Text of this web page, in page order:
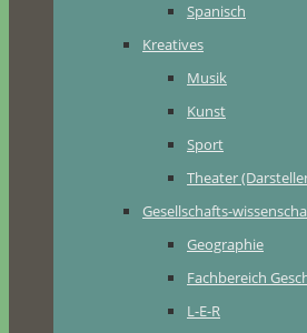
Spanisch
Kreatives
Musik
Kunst
Sport
Theater
Gesellschafts-
Geographie
Fachbereich
L-E-R